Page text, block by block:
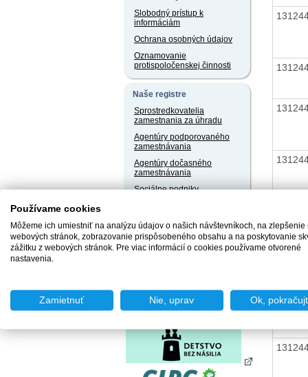
Slobodný prístup k
informáciám
Ochrana osobných údajov
Oznamovanie
protispoločenskej činnosti
Naše registre
Sprostredkovatelia
zamestnania za úhradu
Agentúry podporovaného
zamestnávania
Agentúry dočasného
zamestnávania
Sociálne podniky
Používame cookies
Môžeme ich umiestniť na analýzu údajov o našich návštevníkoch, na zlepšenie
webových stránok, zobrazovanie prispôsobeného obsahu a na poskytovanie
zážitku z webových stránok. Pre viac informácií o cookies používame otvorené
nastavenia.
Zamietnuť Nie, uprav Ok,